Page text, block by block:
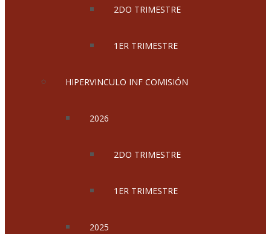
2DO TRIMESTRE
1ER TRIMESTRE
HIPERVINCULO INF COMISIÓN
2026
2DO TRIMESTRE
1ER TRIMESTRE
2025